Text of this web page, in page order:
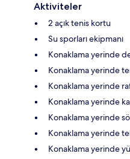
Aktiviteler
2 açık tenis kortu
Su sporları ekipmanı
Konaklama yerinde
Konaklama yerinde
Konaklama yerinde
Konaklama yerinde
Konaklama yerinde
Konaklama yerinde
Konaklama yerinde